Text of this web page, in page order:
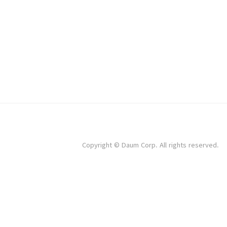
는 병원 찾기 (응급의료포털 E-gen 활용)가장 기본적
급의료포털 E-gen을 활용하는 것입니다. 전국 병·의
Copyright © Daum Corp. All rights reserved.